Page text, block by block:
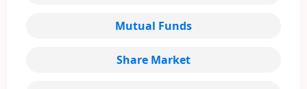
Mutual Funds
Share Market